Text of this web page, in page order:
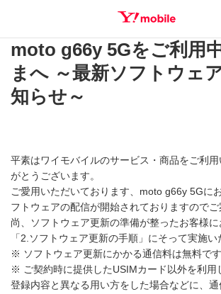
SEARCH
moto g66y 5Gをご利用
まへ ～最新ソフトウェ
知らせ～
平素はワイモバイルのサービス・商品をご利用
がとうございます。
ご愛用いただいております、moto g66y 5Gに
フトウェアの配信が開始されておりますのでご
尚、ソフトウェア更新の準備が整ったお客様に
「2.ソフトウェア更新の手順」にそって実施い
※ ソフトウェア更新にかかる通信料は無料です
※ ご契約時に提供したUSIMカード以外を利用
登録内容と異なる用い方をした場合などに、通